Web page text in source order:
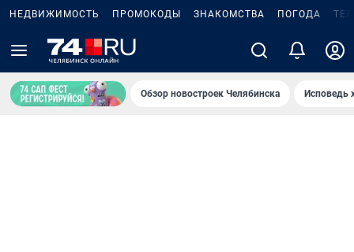
НЕДВИЖИМОСТЬ ПРОМОКОДЫ ЗНАКОМСТВА ПОГОДА
Обзор новостроек Челябинска Исповедь